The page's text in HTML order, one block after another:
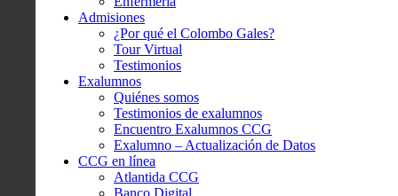
Admisiones
¿Por qué el Colombo Gales?
Tour Virtual
Testimonios
Exalumnos
Quiénes somos
Testimonios de exalumnos
Encuentro Exalumnos CCG
Exalumno – Actualización de Datos
CCG en línea
Atlantida CCG
Banco Digital